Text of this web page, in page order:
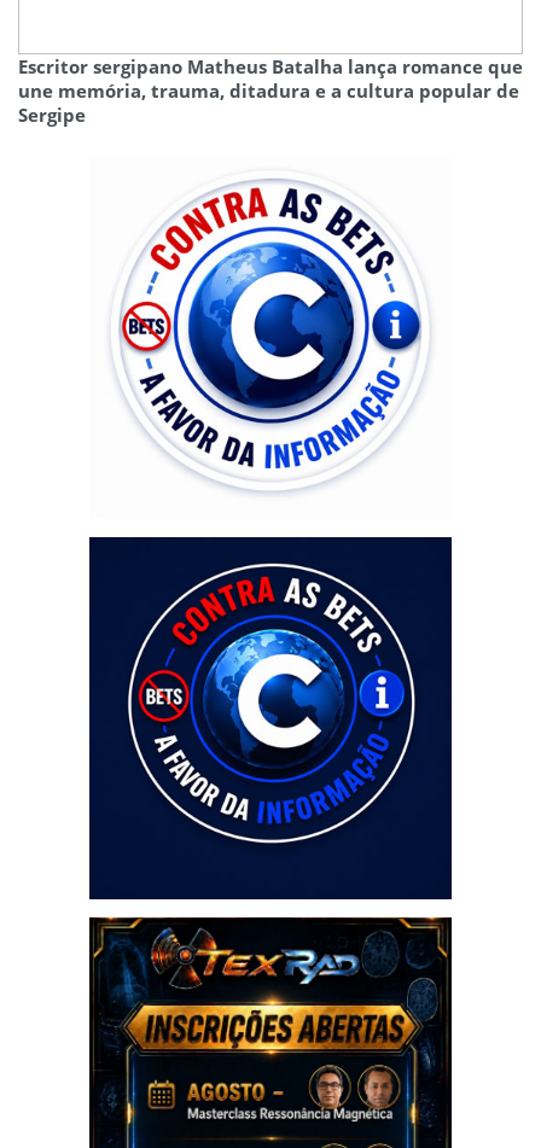
Escritor sergipano Matheus Batalha lança romance que
une memória, trauma, ditadura e a cultura popular de
Sergipe